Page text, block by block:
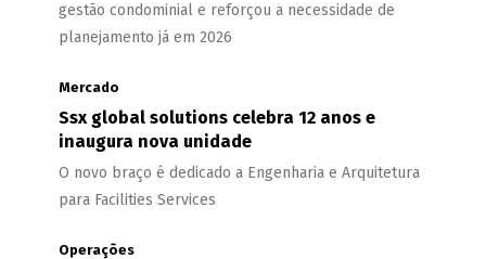
gestão condominial e reforçou a necessidade de
planejamento já em 2026
Mercado
Ssx global solutions celebra 12 anos e
inaugura nova unidade
O novo braço é dedicado a Engenharia e Arquitetura
para Facilities Services
Operações